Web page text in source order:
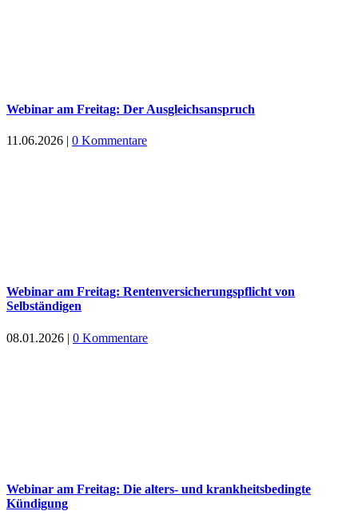
Webinar am Freitag: Der Ausgleichsanspruch
11.06.2026 | 0 Kommentare
Webinar am Freitag: Rentenversicherungspflicht von
Selbständigen
08.01.2026 | 0 Kommentare
Webinar am Freitag: Die alters- und krankheitsbedingte
Kündigung